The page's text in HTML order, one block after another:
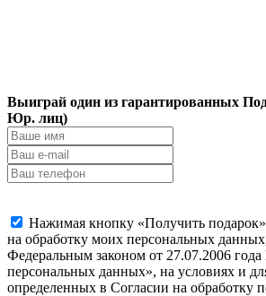
Выиграй один из гарантированных
Юр. лиц)
Нажимая кнопку «Получить
на обработку моих персональных
Федеральным законом от 27.07.2006
персональных данных», на условиях и
определенных в Согласии на обработку